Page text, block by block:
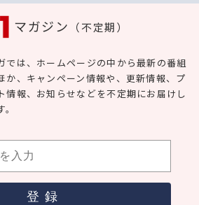
マガジン （不定期）
では、ホームページの中から最新の番組
か、キャンペーン情報や、更新情報、プ
情報、お知らせなどを不定期にお届けし
。